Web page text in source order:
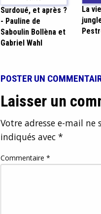
Surdoué, et après ?
- Pauline de
Saboulin Bollèna et
Gabriel Wahl
La
POSTER UN
Laisser un
Votre adresse e-mail ne
indiqués avec *
Commentaire *